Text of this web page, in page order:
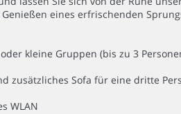
eines erfrischenden
kleine Gruppen (bis zu 3
zusätzliches Sofa für eine dritte
WLAN